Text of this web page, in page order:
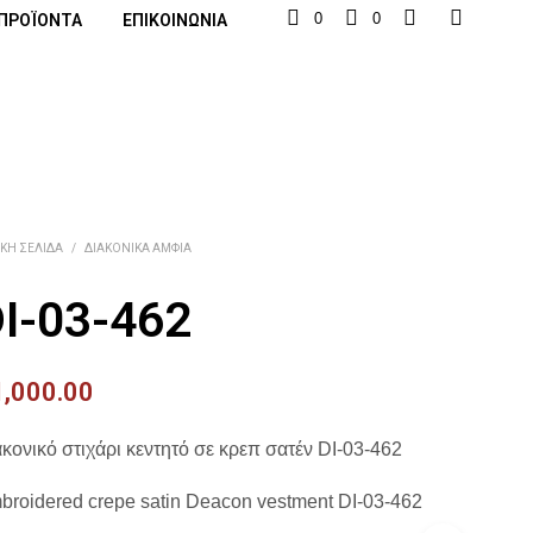
ΠΡΟΪΌΝΤΑ ΕΠΙΚΟΙΝΩΝΊΑ 0 0
ΣΕΛΊΔΑ / ΔΙΑΚΟΝΙΚΆ ΆΜΦΙΑ
03-462
στιχάρι κεντητό σε κρεπ σατέν DI-03-462
crepe satin Deacon vestment DI-03-462